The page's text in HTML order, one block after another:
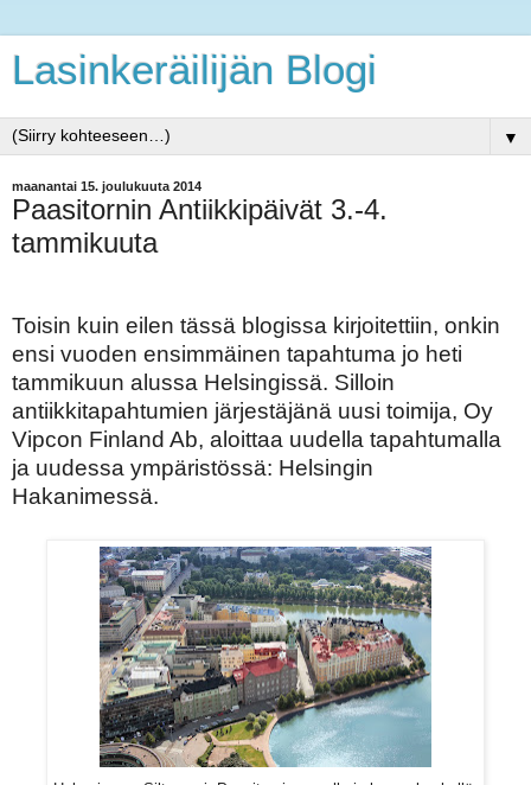
Lasinkeräilijän Blogi
▼
maanantai 15. joulukuuta 2014
Paasitornin Antiikkipäivät 3.-4.
tammikuuta
Toisin kuin eilen tässä blogissa kirjoitettiin, onkin
ensi vuoden ensimmäinen tapahtuma jo heti
tammikuun alussa Helsingissä. Silloin
antiikkitapahtumien järjestäjänä uusi toimija, Oy
Vipcon Finland Ab, aloittaa uudella tapahtumalla
ja uudessa ympäristössä: Helsingin
Hakanimessä.